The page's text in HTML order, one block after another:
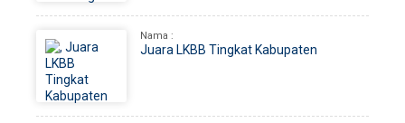
Nama :
Juara LKBB Tingkat Kabupaten